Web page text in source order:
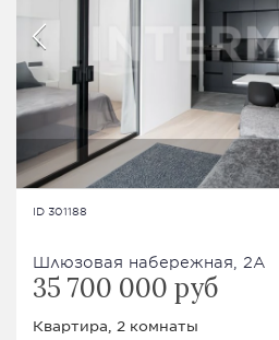
ID 301188
Шлюзовая набережная, 2А
35 700 000 руб
Квартира, 2 комнаты